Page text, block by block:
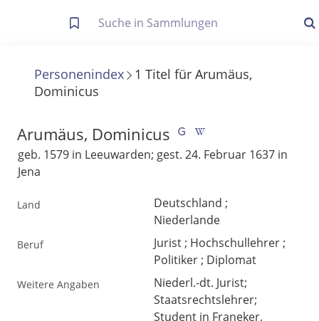
Letzte Trefferliste
Die letzte Trefferliste besteht aus Ihrer letzten Suche, samt
Anzeigen
Zuletzt gesucht
Noch keine Suchworte
Info zu Suchanfragen
Personenindex 1 Titel für Arumäus,
Dominicus
Arumäus, Dominicus
geb. 1579 in Leeuwarden; gest. 24. Februar 1637 in
Jena
Land
Deutschland ;
Niederlande
Beruf
Jurist ; Hochschullehrer ;
Politiker ; Diplomat
Weitere Angaben
Niederl.-dt. Jurist;
Staatsrechtslehrer;
Student in Franeker,